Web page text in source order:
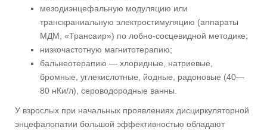
мезодиэнцефальную модуляцию или
транскраниальную электростимуляцию (аппараты
МДМ, «Трансаир») по лобно-сосцевидной методике;
низкочастотную магнитотерапию;
бальнеотерапию — хлоридные, натриевые,
бромные, углекислотные, йодные, радоновые (40—
80 нКи/л), сероводородные ванны.
У взрослых при начальных проявлениях дисциркуляторной
энцефалопатии большой эффективностью обладают